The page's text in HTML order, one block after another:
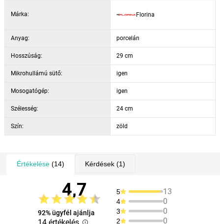
Márka: Florina
Anyag: porcelán
Hosszúság: 29 cm
Mikrohullámú sütő: igen
Mosogatógép: igen
Szélesség: 24 cm
Szín: zöld
Értékelése(14) Kérdések(1)
4,7
92% ügyfél ajánlja
5 13
4 0
3 0
2 0